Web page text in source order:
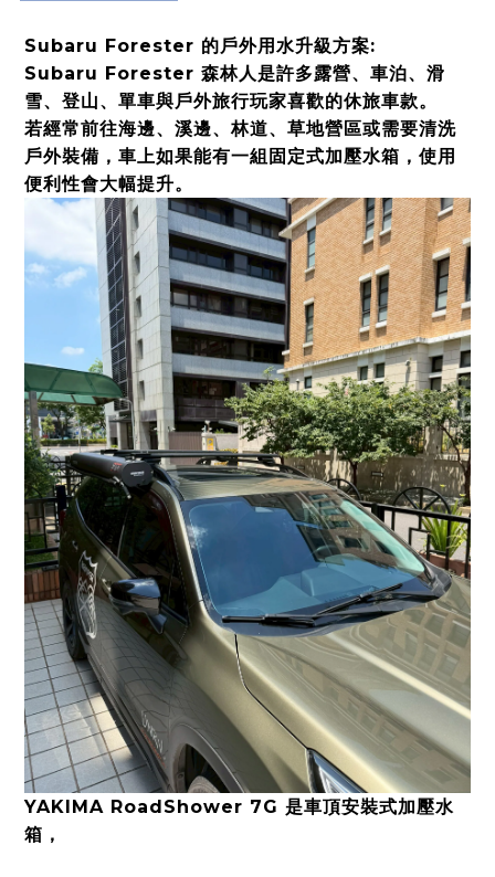
Subaru Forester 的戶外用水升級方案:
Subaru Forester 森林人是許多露營、車泊、滑
雪、登山、單車與戶外旅行玩家喜歡的休旅車款。
若經常前往海邊、溪邊、林道、草地營區或需要清洗
戶外裝備，車上如果能有一組固定式加壓水箱，使用
便利性會大幅提升。
YAKIMA RoadShower 7G 是車頂安裝式加壓水
箱，